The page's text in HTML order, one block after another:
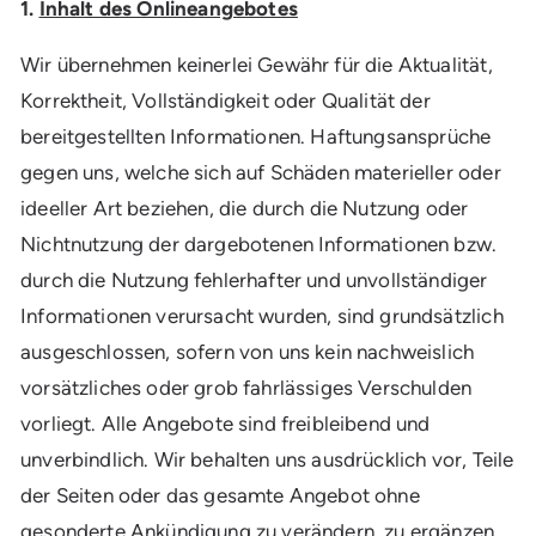
1. Inhalt des Onlineangebotes
Wir übernehmen keinerlei Gewähr für die Aktualität,
Korrektheit, Vollständigkeit oder Qualität der
bereitgestellten Informationen. Haftungsansprüche
gegen uns, welche sich auf Schäden materieller oder
ideeller Art beziehen, die durch die Nutzung oder
Nichtnutzung der dargebotenen Informationen bzw.
durch die Nutzung fehlerhafter und unvollständiger
Informationen verursacht wurden, sind grundsätzlich
ausgeschlossen, sofern von uns kein nachweislich
vorsätzliches oder grob fahrlässiges Verschulden
vorliegt. Alle Angebote sind freibleibend und
unverbindlich. Wir behalten uns ausdrücklich vor, Teile
der Seiten oder das gesamte Angebot ohne
gesonderte Ankündigung zu verändern, zu ergänzen,